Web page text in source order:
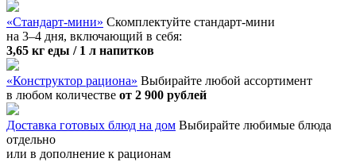
«Стандарт-мини» Cкомплектуйте стандарт-мини
на 3–4 дня, включающий в себя:
3,65 кг еды / 1 л напитков
«Конструктор рациона» Выбирайте любой ассортимент
в любом количестве от 2 900 рублей
Доставка готовых блюд на дом Выбирайте любимые блюда
отдельно
или в дополнение к рационам